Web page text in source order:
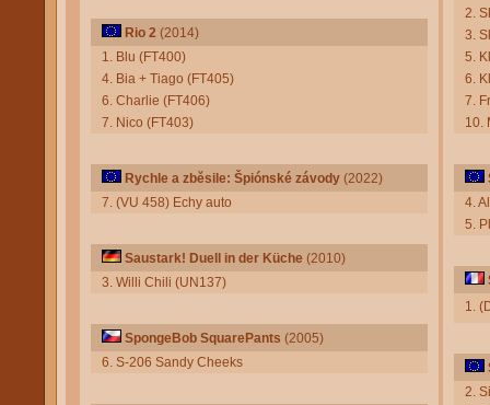
Rio 2 (2014)
1. Blu (FT400)
4. Bia + Tiago (FT405)
6. Charlie (FT406)
7. Nico (FT403)
Rychle a zběsile: Špiónské závody (2022)
7. (VU 458) Echy auto
Saustark! Duell in der Küche (2010)
3. Willi Chili (UN137)
SpongeBob SquarePants (2005)
6. S-206 Sandy Cheeks
2.
3.
5.
6.
7.
10.
4.
5.
1.
2.